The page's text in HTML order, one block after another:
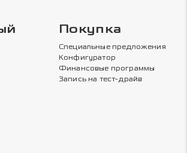
Покупка
Специальные предложения
Конфигуратор
Финансовые программы
Запись на тест-драйв